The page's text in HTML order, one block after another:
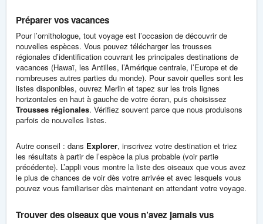
Préparer vos vacances
Pour l’ornithologue, tout voyage est l’occasion de découvrir de
nouvelles espèces. Vous pouvez télécharger les trousses
régionales d’identification couvrant les principales destinations de
vacances (Hawaï, les Antilles, l’Amérique centrale, l’Europe et de
nombreuses autres parties du monde). Pour savoir quelles sont les
listes disponibles, ouvrez Merlin et tapez sur les trois lignes
horizontales en haut à gauche de votre écran, puis choisissez
Trousses régionales. Vérifiez souvent parce que nous produisons
parfois de nouvelles listes.
Autre conseil : dans Explorer, inscrivez votre destination et triez
les résultats à partir de l’espèce la plus probable (voir partie
précédente). L’appli vous montre la liste des oiseaux que vous avez
le plus de chances de voir dès votre arrivée et avec lesquels vous
pouvez vous familiariser dès maintenant en attendant votre voyage.
Trouver des oiseaux que vous n’avez jamais vus